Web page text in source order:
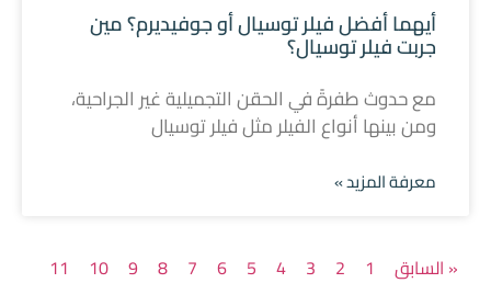
أيهما أفضل فيلر توسيال أو جوفيديرم؟ مين
جربت فيلر توسيال؟
مع حدوث طفرةً في الحقن التجميلية غير الجراحية،
ومن بينها أنواع الفيلر مثل فيلر توسيال
معرفة المزيد »
« السابق 1
2
3
4
5
6
7
8
9
10
11